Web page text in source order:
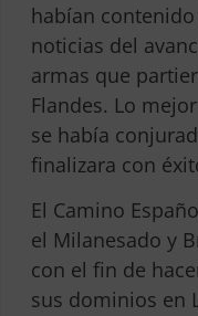
habían
noticias del
armas que
Flandes. Lo
se había
finalizara con
El Camino
el Milanesado y
con el fin de
sus dominios en